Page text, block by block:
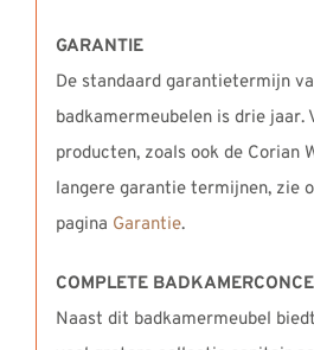
GARANTIE
De standaard garantietermijn
badkamermeubelen is drie jaar.
producten, zoals ook de Corian
langere garantie termijnen, zie
pagina Garantie.
COMPLETE
Naast dit badkamermeubel